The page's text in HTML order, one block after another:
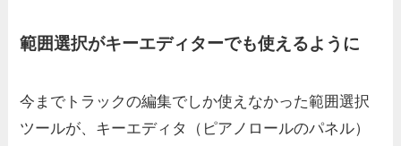
範囲選択がキーエディターでも使えるように
今までトラックの編集でしか使えなかった範囲選択
ツールが、キーエディタ（ピアノロールのパネル）